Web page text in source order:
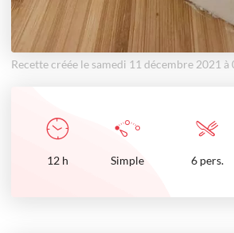
Recette créée le samedi 11 décembre 2021 à
12 h Simple 6 pers.